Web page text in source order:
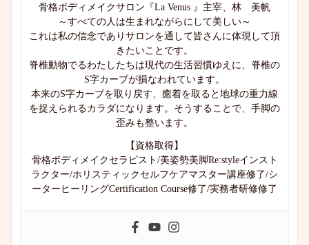
骨格ボディメイクサロン『La Venus 』主宰、林 美帆
～すべての人は生まれながらにして美しい～
これは私の信念でありサロンを通して皆さんに体現して頂
きたいことです。
脊椎動物でるわたしたちは現代の生活習慣ゆえに、脊椎の
S字カーブが損なわれています。
本来のS字カーブを取り戻す、癒着を取ると地球の重力線
を捉えられるカラダになります。そうすることで、手脚の
歪みも整います。
【資格取得】
骨格ボディメイクセラピスト/美姿勢美脚Re:styleインスト
ラクター/ホリスティックセルフケアマスター講座修了/シ
ーターヒーリングCertification Course修了/実務者研修修了